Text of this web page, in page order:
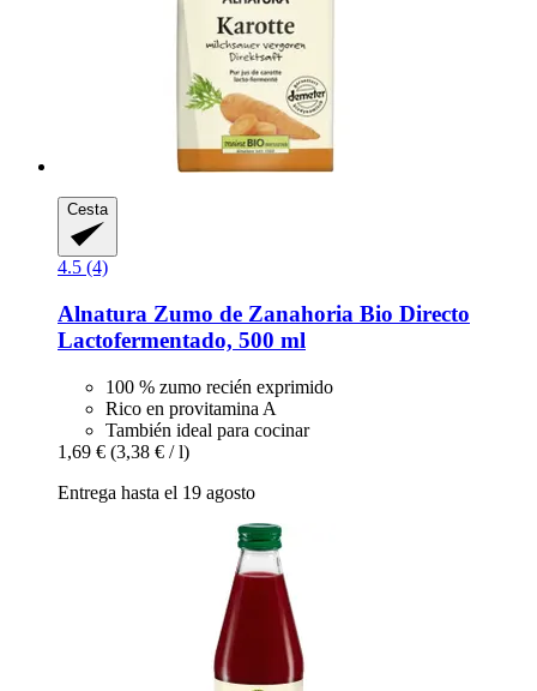
Cesta
4.5 (4)
Alnatura Zumo de Zanahoria Bio Directo
Lactofermentado, 500 ml
100 % zumo recién exprimido
Rico en provitamina A
También ideal para cocinar
1,69 € (3,38 € / l)
Entrega hasta el 19 agosto